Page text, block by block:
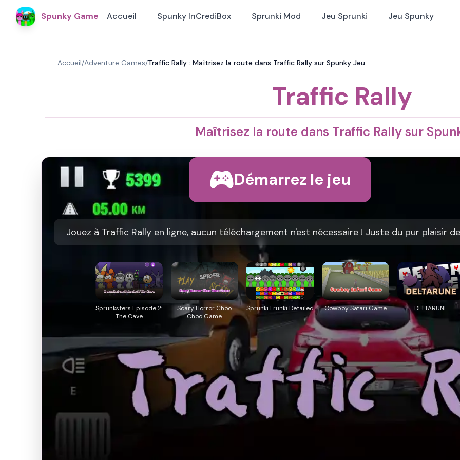
Spunky Game Accueil Spunky InCrediBox Sprunki Mod Jeu Sprunki Jeu Spunky
Accueil/Adventure Games/Traffic Rally : Maîtrisez la route dans Traffic Rally sur Spunky Jeu
Traffic Rally
Maîtrisez la route dans Traffic Rally sur
Démarrez le jeu
Jouez à Traffic Rally en ligne, aucun téléchargement n'est nécessaire ! Juste du pur plaisir
Sprunksters Episode 2:
The Cave
Scary Horror Choo
Choo Game
Sprunki Frunki Detailed Cowboy Safari Game DELTARUNE